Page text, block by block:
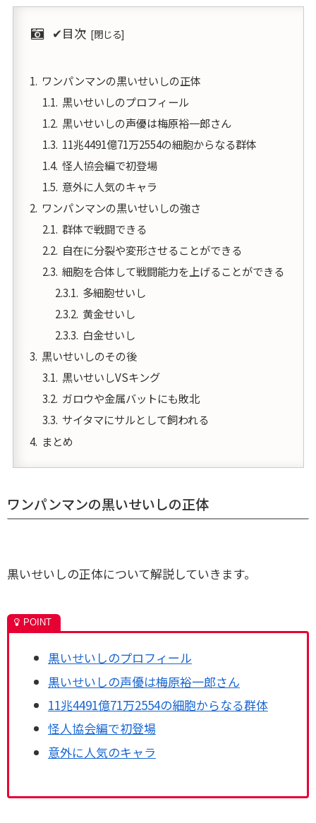
✔︎目次
ワンパンマンの黒いせいしの正体
黒いせいしのプロフィール
黒いせいしの声優は梅原裕一郎さん
11兆4491億71万2554の細胞からなる群体
怪人協会編で初登場
意外に人気のキャラ
ワンパンマンの黒いせいしの強さ
群体で戦闘できる
自在に分裂や変形させることができる
細胞を合体して戦闘能力を上げることができる
多細胞せいし
黄金せいし
白金せいし
黒いせいしのその後
黒いせいしVSキング
ガロウや金属バットにも敗北
サイタマにサルとして飼われる
まとめ
ワンパンマンの黒いせいしの正体
黒いせいしの正体について解説していきます。
黒いせいしのプロフィール
黒いせいしの声優は梅原裕一郎さん
11兆4491億71万2554の細胞からなる群体
怪人協会編で初登場
意外に人気のキャラ